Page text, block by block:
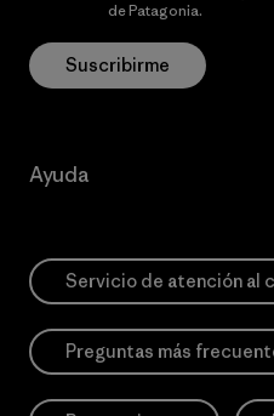
de Patagonia.
Suscribirme
Ayuda
Servicio de atención al
Preguntas más